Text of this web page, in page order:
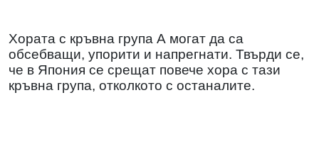
Хората с кръвна група А могат да са
обсебващи, упорити и напрегнати. Твърди се,
че в Япония се срещат повече хора с тази
кръвна група, отколкото с останалите.